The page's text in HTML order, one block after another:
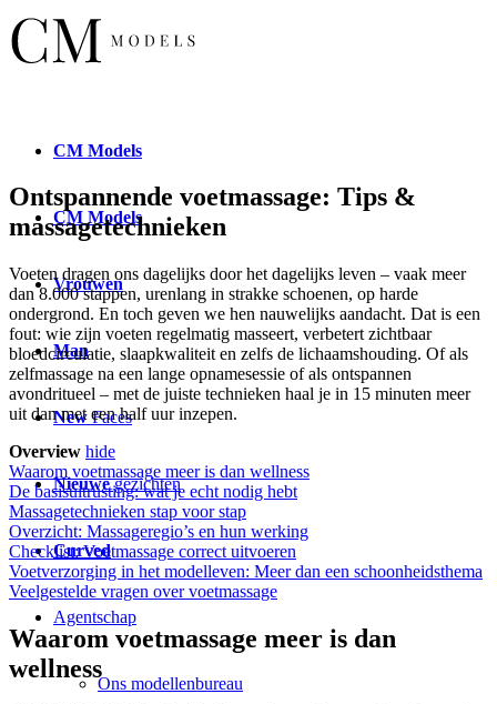
CM Models
CM Models
Vrouwen
Man
NewFaces
Nieuwegezichten
Curved
Agentschap
Ons modellenbureau
Ontspannende voetmassage: Tips &
massagetechnieken
Voeten dragen ons dagelijks door het dagelijks leven – vaak meer
dan 8.000 stappen, urenlang in strakke schoenen, op harde
ondergrond. En toch geven we hen nauwelijks aandacht. Dat is een
fout: wie zijn voeten regelmatig masseert, verbetert zichtbaar
bloedcirculatie, slaapkwaliteit en zelfs de lichaamshouding. Of als
zelfmassage na een lange opnamesessie of als ontspannen
avondritueel – met de juiste technieken haal je in 15 minuten meer
uit dan met een half uur inzepen.
Overview hide
Waarom voetmassage meer is dan wellness
De basisuitrusting: wat je echt nodig hebt
Massagetechnieken stap voor stap
Overzicht: Massageregio’s en hun werking
Checklist: Voetmassage correct uitvoeren
Voetverzorging in het modelleven: Meer dan een schoonheidsthema
Veelgestelde vragen over voetmassage
Waarom voetmassage meer is dan
wellness